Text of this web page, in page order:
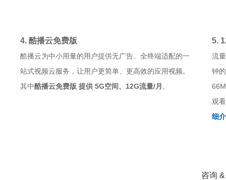
4. 酷播云免费版
酷播云为中小用量的用户提供无广告、全终端适配的一
站式视频云服务，让用户更简单、更高效的应用视频。
其中酷播云免费版 提供 5G空间、12G流量/月 。
5.
流
钟
观
细
咨询